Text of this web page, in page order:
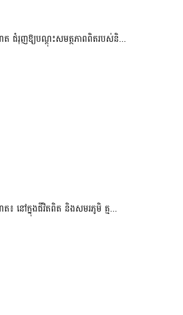
ជំរុញឱ្យបណ្តុះសមត្ថភាពពិតរបស់និ...
៖ នៅក្នុងជីវិតពិត និងសមរភូមិ គ្ម...